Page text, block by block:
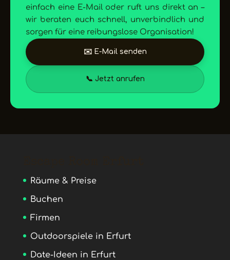
einfach eine E-Mail oder ruft uns direkt an –
wir beraten euch schnell, unverbindlich und
sorgen für eine reibungslose Organisation!
✉️ E-Mail senden
📞 Jetzt anrufen
Räume & Preise
Buchen
Firmen
Outdoorspiele in Erfurt
Date-Ideen in Erfurt